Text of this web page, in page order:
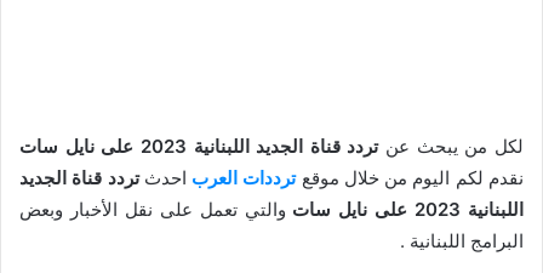
لكل من يبحث عنتردد قناة الجديد اللبنانية 2023 على نايل سات
نقدم لكم اليوم من خلال موقعترددات العرب احدث تردد قناة الجديد
اللبنانية 2023 على نايل سات
والتي تعمل على نقل الأخبار وبعض
البرامج اللبنانية .